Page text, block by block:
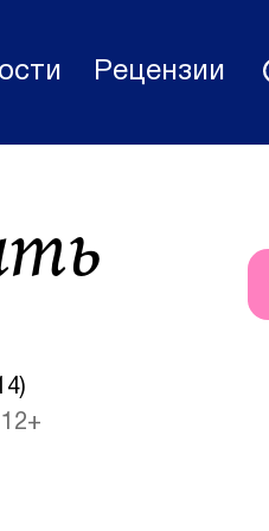
Рецензии
12+